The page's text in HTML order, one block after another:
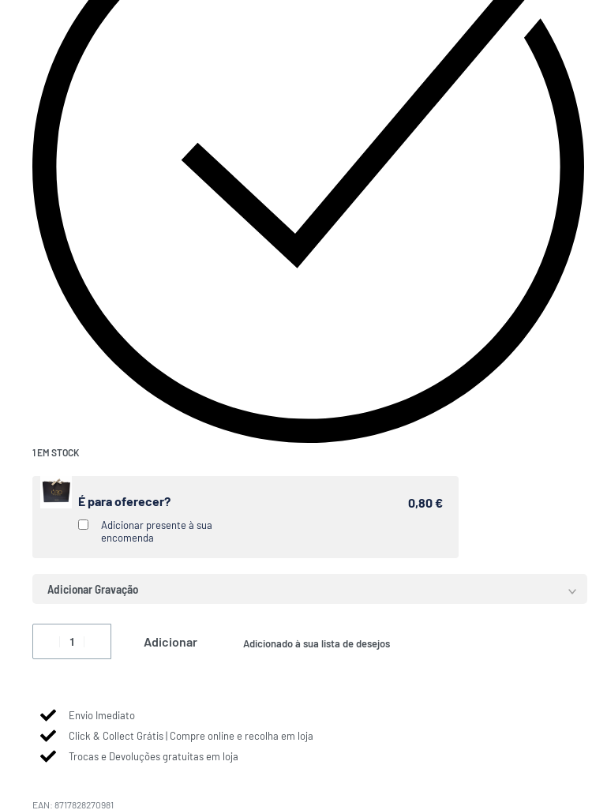
1 EM STOCK
É para oferecer?
Adicionar presente à sua
encomenda
0,80 €
Adicionar Gravação
Adicionar Adicionado à sua lista de desejos
Envio Imediato
Click & Collect Grátis | Compre online e recolha em loja
Trocas e Devoluções gratuitas em loja
EAN:8717828270981